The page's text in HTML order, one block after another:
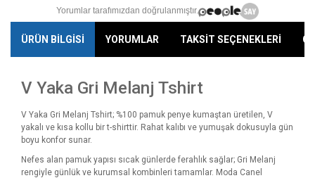
Yorumlar tarafımızdan doğrulanmıştır.
ÜRÜN BİLGİSİ YORUMLAR TAKSİT SEÇENEKLERİ
V Yaka Gri Melanj Tshirt
V Yaka Gri Melanj Tshirt; %100 pamuk penye kumaştan üretilen, V
yakalı ve kısa kollu bir t-shirttir. Rahat kalıbı ve yumuşak dokusuyla gün
boyu konfor sunar.
Nefes alan pamuk yapısı sıcak günlerde ferahlık sağlar; Gri Melanj
rengiyle günlük ve kurumsal kombinleri tamamlar. Moda Canel